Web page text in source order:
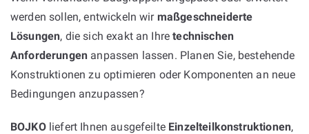
werden sollen, entwickeln wir maßgeschneiderte
Lösungen, die sich exakt an Ihretechnischen
Anforderungen anpassen lassen. Planen Sie, bestehende
Konstruktionen zu optimieren oder Komponenten an neue
Bedingungen anzupassen?
BOJKOliefert Ihnen ausgefeilte Einzelteilkonstruktionen,